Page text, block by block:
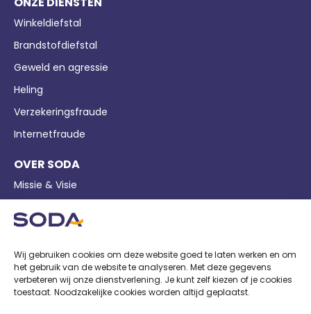
Wij gebruiken cookies om deze website goed te laten werken en om
het gebruik van de website te analyseren. Met deze gegevens
verbeteren wij onze dienstverlening. Je kunt zelf kiezen of je cookies
toestaat. Noodzakelijke cookies worden altijd geplaatst.
Winkeldiefstal
Brandstofdiefstal
Geweld en agressie
Heling
Verzekeringsfraude
Internetfraude
OVER SODA
Missie & Visie
Pers
Nieuws
Privacy
Cookiebeleid